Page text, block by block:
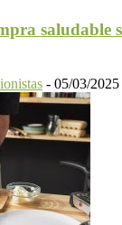
saludable
- 05/03/2025